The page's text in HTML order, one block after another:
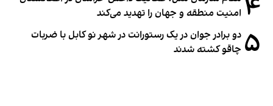
۴ امنیت منطقه و جهان را تهدید می‌کند
۵ دو برادر جوان در یک رستورانت در شهر نو کابل با ضربات
چاقو کشته شدند